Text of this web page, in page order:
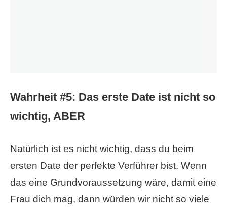
Wahrheit #5: Das erste Date ist nicht so
wichtig, ABER
Natürlich ist es nicht wichtig, dass du beim
ersten Date der perfekte Verführer bist. Wenn
das eine Grundvoraussetzung wäre, damit eine
Frau dich mag, dann würden wir nicht so viele